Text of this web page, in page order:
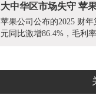
大中华区市场失守 苹
苹果公司公布的2025 财
元同比激增86.4%，毛利